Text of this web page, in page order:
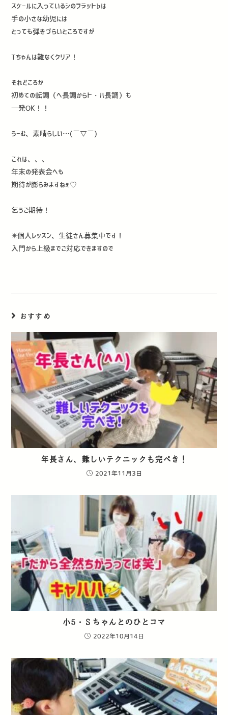
スケールに入っているシのフラット♭は
手の小さな幼児には
とっても弾きづらいところですが
Tちゃんは難なくクリア！
それどころか
初めての転調（ヘ長調からト・ハ長調）も
一発OK！！
うーむ、素晴らしい…(￣▽￣)
これは、、、
年末の発表会へも
期待が膨らみますねぇ♡
乞うご期待！
⁡✴️個人レッスン、生徒さん募集中です！
入門から上級までご対応できますので
おすすめ
年長さん、難しいテクニックも完ぺき！
2021年11月3日
小5・Ｓちゃんとのひとコマ
2022年10月14日